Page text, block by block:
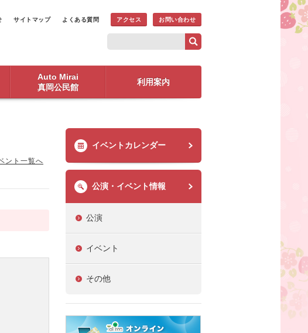
サイトマップ よくある質問 アクセス お問い合わせ
Auto Mirai
真岡公民館
利用案内
ント一覧へ
イベントカレンダー
公演・イベント情報
公演
イベント
その他